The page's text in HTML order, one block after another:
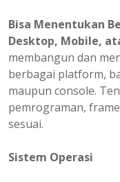
Bisa Menentukan
Desktop, Mobile,
membangun dan
berbagai platform,
maupun console.
pemrograman,
sesuai.
Sistem Operasi